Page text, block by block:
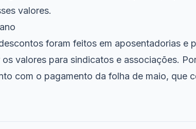
valores.
foram feitos em aposentadorias e
valores para sindicatos e associações.
com o pagamento da folha de maio, que